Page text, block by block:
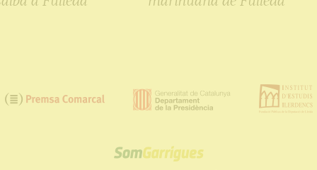
SOM
GARRIGUES